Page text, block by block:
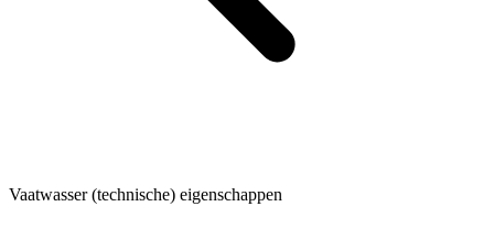
Vaatwasser (technische) eigenschappen